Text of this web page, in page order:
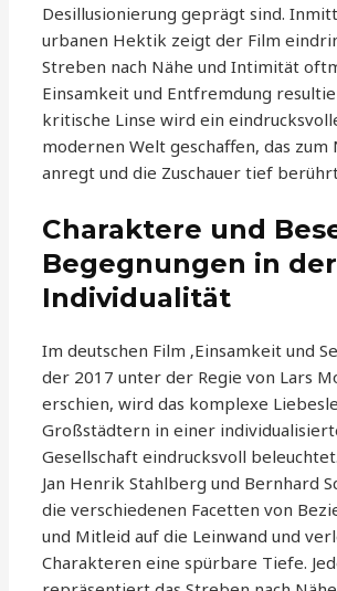
Desillusionierung geprägt sind.
urbanen Hektik zeigt der Film
Streben nach Nähe und Intimität
Einsamkeit und Entfremdung
kritische Linse wird ein
modernen Welt geschaffen, das zum
anregt und die Zuschauer tief
Charaktere und
Begegnungen in der
Individualität
Im deutschen Film ‚Einsamkeit und
der 2017 unter der Regie von Lars
erschien, wird das komplexe
Großstädtern in einer
Gesellschaft eindrucksvoll
Jan Henrik Stahlberg und Bernhard
die verschiedenen Facetten von
und Mitleid auf die Leinwand und
Charakteren eine spürbare Tiefe.